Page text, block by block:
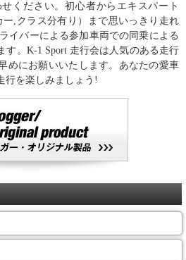
ください。初心者からエキスパート
ー,クラス分有り）まで思いっきり走れ
イバーによる参加車両での同乗による
す。K-1 Sport 走行会は人気のある走行
めにお願いいたします。あなたの愛車
行を楽しみましょう!